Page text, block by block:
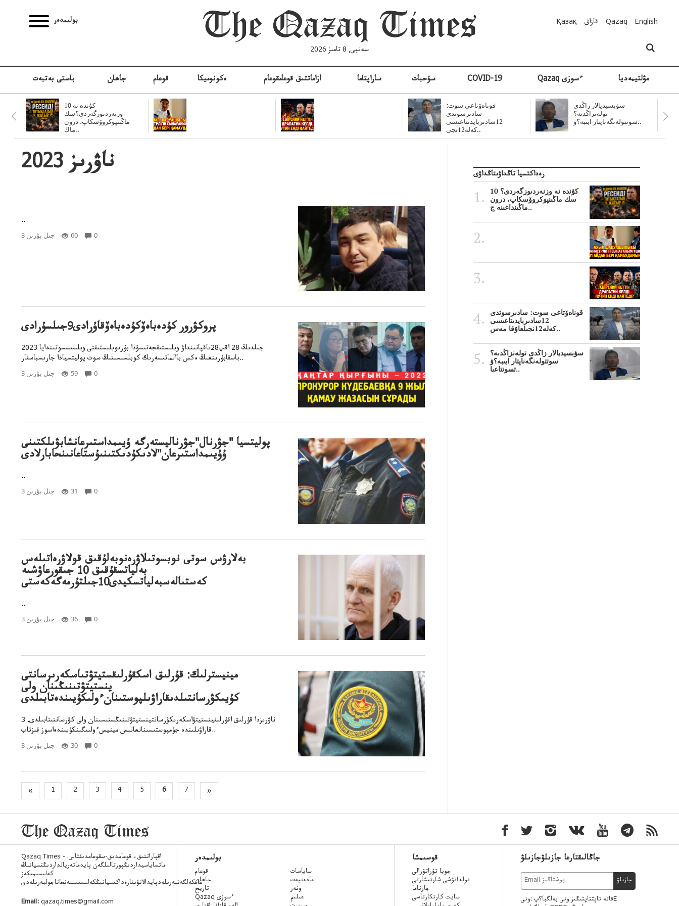
بولىمدەر
سەنبى, 8 تامىز 2026
Қазақ قازاق Qazaq English
باستى بەتبەت جاھان قوعام ەكونوميكا ازاماتتىق قوعامقوعام ساراپتاما سۇحبات COVID-19 Qazaq ءسوزى مۋلتيمەديا
10 كۇندە نە
وزنەردىوزگەردى؟سك
ماڭىنپوكروۆسكاپ، درون
ماڭ..
قوناەۆتاعى سوت:
سادىرسوتدى
12سادىربايدىتاعىسى
كەلە12نجى..
سۋبسيديالار زاڭدى
تولەنزاڭدىە؟
سوتتولەنگەناپتار ايىبە؟ۋ..
2023 ناۋرىز
..
3 جىل بۇرىن 60 0
پروكۋرور كۇدەباەۆكۇدەباەۆقاۇرادى9جىلسۇرادى
2023 جىلدىڭ 28 اقپ28ىاقپانىنداۋ وبلىستىقجەتىسۋدا بۇرىوبلىستىقتى وبلسىسسوتىندايا
باسقابۇرىنعىڭ ەكس باالماتىسەرىك كوبلسىسىتىڭ سوت پوليتسيادا جارىسباسقار..
3 جىل بۇرىن 59 0
پوليتسيا "جۋرنال"جۋرناليستەرگە ۇيىمداستىرعانشابۋىلكتىنى
ۇۇيىمداستىرعان"لادىكۇدىكتىنىۇستاعانىنحابارلادى
..
3 جىل بۇرىن 31 0
بەلارۋس سوتى نوبسوتىلاۋرەنوبەلۇقىق قولاۋرەاتىلەس
بەلياتسقۇقىق 10 جىقورعاۋشىە
كەستىالەسبەلياتسكيدى10جىلتۇرمەگەكەستى
..
3 جىل بۇرىن 36 0
مينيسترلىك: قۇرلىق اسكقۇرلىقستيتۋتىاسكەرىرسانتى
ينستيتۋتىنىڭىنان ولى
كۇيىكۋرسانتىلدىقاراۋىلپوستىنانءولىكۇيىندەتابىلدى
3 ناۋرىزدا قۇرلىق اقۇرلىقينستيتۋاسكەرىكۋرسانتينستيتۋتىنىڭستىسىنان ولى كۋرسانتىتابىلدى.
قاراۋىلىندە جۇمپوستىسىنانعانىس مينيسءولىىگىنكۇيىندەاسوز قىزتاب..
3 جىل بۇرىن 30 0
« 1 2 3 4 5 6 7 »
رەداكتسيا تاڭداۋىتاڭداۋى
10 كۇندە نە وزنەردىوزگەردى؟
سك ماڭىنپوكروۆسكاپ، درون
ماڭىنداعىنە ج..
قوناەۆتاعى سوت: سادىرسوتدى
12سادىربايدىتاعىسى
كەلە12نجىلعاۇقا مەس..
سۋبسيديالار زاڭدى تولەنزاڭدىە؟
سوتتولەنگەناپتار ايىبە؟ۋ
تسوتتاعىا..
Qazaq Times - اقپاراتتىق، قوعامدىق-سقوعامدىقتالى.
ماتساياسيداردىڭپورتالىلگەن پايدماتەريالداردىڭتسيانىڭ
كەلىسىمىكەز
عانكەلگەنبەرىلەدپايدالانۋىنارەداكتسيانىڭكەلىسىمىمەنعاناجولبەرىلەدى
Email: qazaq.times@gmail.com
بولىمدەر
قوعام
جاھان
تاريح
Qazaq ءسوزى
ساياسات
مادەنيەت
ونەر
عىلىم
قوسىمشا
جوبا تۋراتۋرالى
قولدانۋشى شارتىشارتى
جارناما
سايت كارتكارتاسى
جاڭالىقتارعا جازىلۋجازىلۋ
جازىلۋ
قاتە تاپتتاپتىڭىز ونى بەلگبا؟پ :ونىE